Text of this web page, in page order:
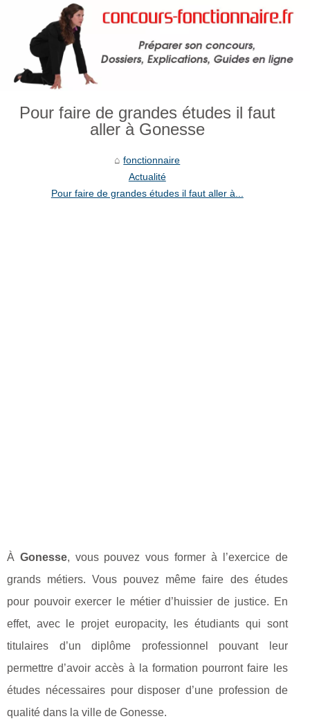
Pour faire de grandes études il faut
aller à Gonesse
fonctionnaire
Actualité
Pour faire de grandes études il faut aller à...
À Gonesse, vous pouvez vous former à l’exercice de
grands métiers. Vous pouvez même faire des études
pour pouvoir exercer le métier d’huissier de justice. En
effet, avec le projet europacity, les étudiants qui sont
titulaires d’un diplôme professionnel pouvant leur
permettre d’avoir accès à la formation pourront faire les
études nécessaires pour disposer d’une profession de
qualité dans la ville de Gonesse.